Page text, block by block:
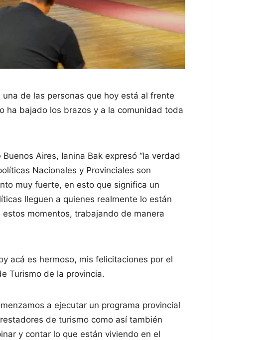
de las personas que hoy está al frente
ha bajado los brazos y a la comunidad toda
Aires, Ianina Bak expresó “la verdad
Nacionales y Provinciales son
muy fuerte, en esto que significa un
lleguen a quienes realmente lo están
momentos, trabajando de manera
acá es hermoso, mis felicitaciones por el
de Turismo de la provincia.
a ejecutar un programa provincial
de turismo como así también
y contar lo que están viviendo en el